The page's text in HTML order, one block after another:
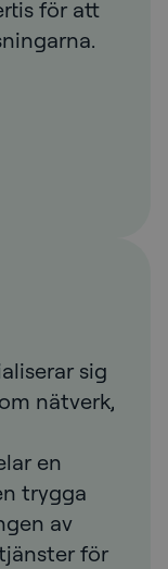
för att
sig
nätverk,
en
trygga
av
för